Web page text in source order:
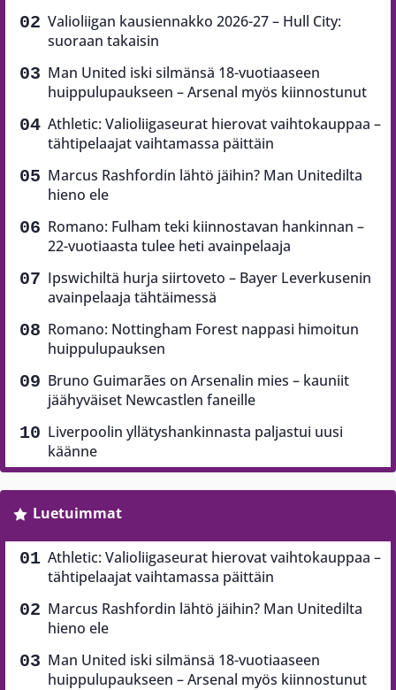
Valioliigan kausiennakko 2026-27 – Hull City:
suoraan takaisin
Man United iski silmänsä 18-vuotiaaseen
huippulupaukseen – Arsenal myös kiinnostunut
Athletic: Valioliigaseurat hierovat vaihtokauppaa –
tähtipelaajat vaihtamassa päittäin
Marcus Rashfordin lähtö jäihin? Man Unitedilta
hieno ele
Romano: Fulham teki kiinnostavan hankinnan –
22-vuotiaasta tulee heti avainpelaaja
Ipswichiltä hurja siirtoveto – Bayer Leverkusenin
avainpelaaja tähtäimessä
Romano: Nottingham Forest nappasi himoitun
huippulupauksen
Bruno Guimarães on Arsenalin mies – kauniit
jäähyväiset Newcastlen faneille
Liverpoolin yllätyshankinnasta paljastui uusi
käänne
Luetuimmat
Athletic: Valioliigaseurat hierovat vaihtokauppaa –
tähtipelaajat vaihtamassa päittäin
Marcus Rashfordin lähtö jäihin? Man Unitedilta
hieno ele
Man United iski silmänsä 18-vuotiaaseen
huippulupaukseen – Arsenal myös kiinnostunut